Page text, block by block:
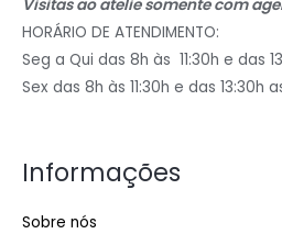
Visitas ao atelie somente com
HORÁRIO DE ATENDIMENTO:
Seg a Qui das 8h às 11:30h e das
Sex das 8h às 11:30h e das 13:30h
Informações
Sobre nós